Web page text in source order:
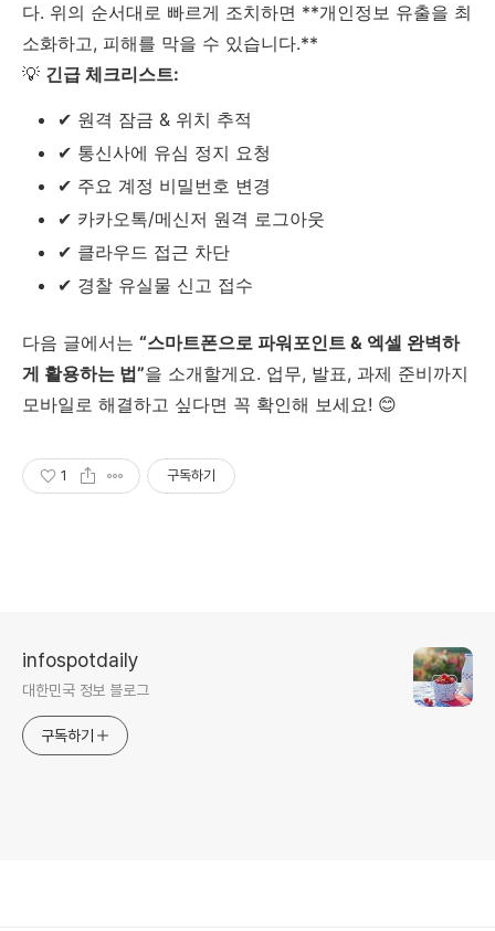
다. 위의 순서대로 빠르게 조치하면 **개인정보 유출을 최
소화하고, 피해를 막을 수 있습니다.**
💡 긴급 체크리스트:
✔ 원격 잠금 & 위치 추적
✔ 통신사에 유심 정지 요청
✔ 주요 계정 비밀번호 변경
✔ 카카오톡/메신저 원격 로그아웃
✔ 클라우드 접근 차단
✔ 경찰 유실물 신고 접수
다음 글에서는 “스마트폰으로 파워포인트 & 엑셀 완벽하
게 활용하는 법”을 소개할게요. 업무, 발표, 과제 준비까지
모바일로 해결하고 싶다면 꼭 확인해 보세요! 😊
1 구독하기
infospotdaily
대한민국 정보 블로그
구독하기